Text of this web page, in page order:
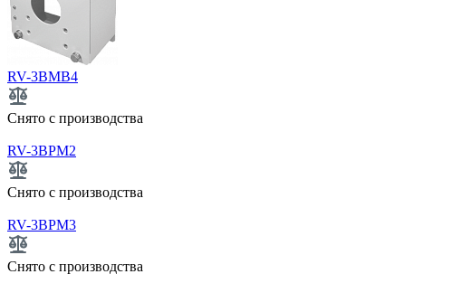
RV-3BMB4
Снято с производства
RV-3BPM2
Снято с производства
RV-3BPM3
Снято с производства